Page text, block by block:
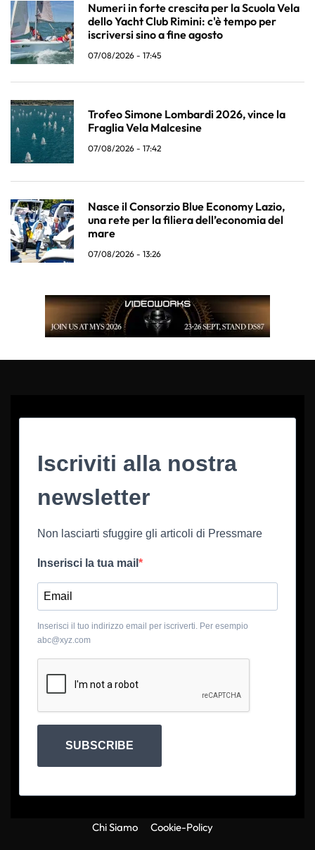
Numeri in forte crescita per la Scuola Vela
dello Yacht Club Rimini: c'è tempo per
iscriversi sino a fine agosto
07/08/2026 - 17:45
Trofeo Simone Lombardi 2026, vince la
Fraglia Vela Malcesine
07/08/2026 - 17:42
Nasce il Consorzio Blue Economy Lazio,
una rete per la filiera dell’economia del
mare
07/08/2026 - 13:26
Iscriviti alla nostra
newsletter
Non lasciarti sfuggire gli articoli di Pressmare
Inserisci la tua mail
Inserisci il tuo indirizzo email per iscriverti. Per esempio
abc@xyz.com
SUBSCRIBE
Chi Siamo Cookie-Policy